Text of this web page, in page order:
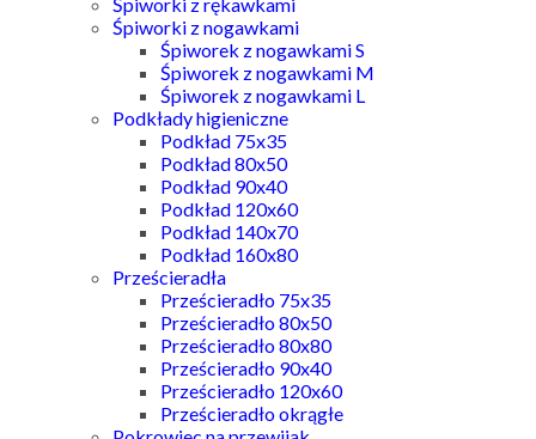
Śpiworki z nogawkami
Śpiworek z nogawkami S
Śpiworek z nogawkami M
Śpiworek z nogawkami L
Podkłady higieniczne
Podkład 75x35
Podkład 80x50
Podkład 90x40
Podkład 120x60
Podkład 140x70
Podkład 160x80
Prześcieradła
Prześcieradło 75x35
Prześcieradło 80x50
Prześcieradło 80x80
Prześcieradło 90x40
Prześcieradło 120x60
Prześcieradło okrągłe